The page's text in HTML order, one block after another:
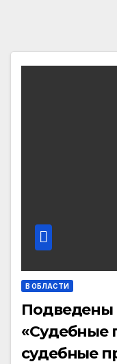
В ОБЛАСТИ
Подведены
«Судебные
судебные